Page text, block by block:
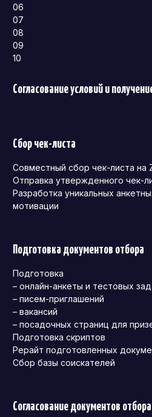
06
07
08
09
10
Согласование условий и
Сбор чек-листа
Совместный сбор чек-листа на
Отправка утвержденного чек-
Разработка уникальных
мотивации
Подготовка документов отбора
Подготовка
– онлайн-анкеты и тестовых
– писем-приглашений
– вакансий
– посадочных страниц для
Подготовка скриптов
Рерайт подготовленных
Сбор базы соискателей
Согласование документов отбора